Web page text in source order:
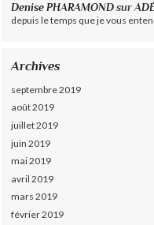
Denise PHARAMOND sur
depuis le temps que je vous
Archives
septembre 2019
août 2019
juillet 2019
juin 2019
mai 2019
avril 2019
mars 2019
février 2019